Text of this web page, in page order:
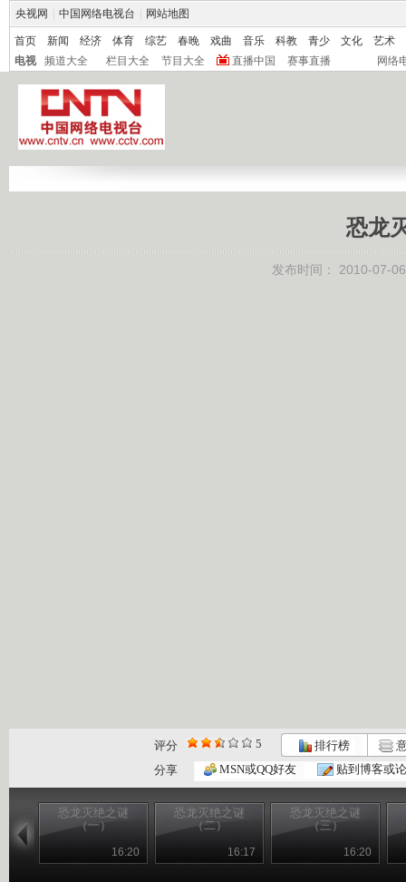
央视网 中国网络电视台 网站地图
首页 新闻 经济 体育 综艺 春晚 戏曲 音乐 科教 青少 文化
艺术
电视
频道大全 栏目大全 节目大全 直播中国 赛事直播 网络
恐龙
发布时间： 2010-07-
评分 5 排行榜
分享
MSN或QQ好友 贴到博客或
恐龙灭绝之谜
（一）
16:20
恐龙灭绝之谜
（二）
16:17
恐龙灭绝之谜
（三）
16:20